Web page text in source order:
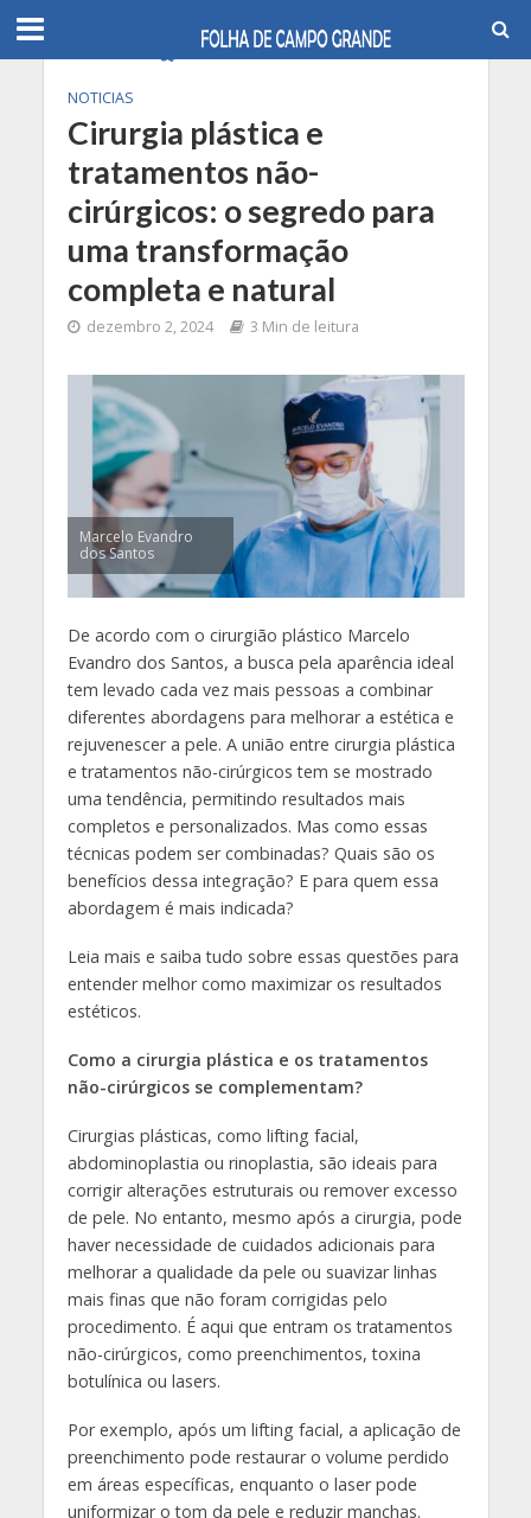
NOTICIAS
Cirurgia plástica e
tratamentos não-
cirúrgicos: o segredo para
uma transformação
completa e natural
dezembro 2, 2024 3 Min de leitura
Marcelo Evandro
dos Santos
De acordo com o cirurgião plástico Marcelo
Evandro dos Santos, a busca pela aparência ideal
tem levado cada vez mais pessoas a combinar
diferentes abordagens para melhorar a estética e
rejuvenescer a pele. A união entre cirurgia plástica
e tratamentos não-cirúrgicos tem se mostrado
uma tendência, permitindo resultados mais
completos e personalizados. Mas como essas
técnicas podem ser combinadas? Quais são os
benefícios dessa integração? E para quem essa
abordagem é mais indicada?
Leia mais e saiba tudo sobre essas questões para
entender melhor como maximizar os resultados
estéticos.
Como a cirurgia plástica e os tratamentos
não-cirúrgicos se complementam?
Cirurgias plásticas, como lifting facial,
abdominoplastia ou rinoplastia, são ideais para
corrigir alterações estruturais ou remover excesso
de pele. No entanto, mesmo após a cirurgia, pode
haver necessidade de cuidados adicionais para
melhorar a qualidade da pele ou suavizar linhas
mais finas que não foram corrigidas pelo
procedimento. É aqui que entram os tratamentos
não-cirúrgicos, como preenchimentos, toxina
botulínica ou lasers.
Por exemplo, após um lifting facial, a aplicação de
preenchimento pode restaurar o volume perdido
em áreas específicas, enquanto o laser pode
uniformizar o tom da pele e reduzir manchas.